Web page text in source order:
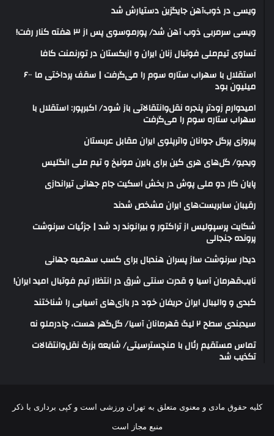
ویسی در ذوب‌آهن جایگزین دستیارش شد
ویسی سرمربی ذوب آهن شد/ پورموسوی پس از ۳ هفته کنار رفت!
تساوی تیم‌ملی فوتبال زنان ایران و ازبکستان در تورنمنت کافا
استقلال با سهراب ستاره سوم را می‌گرفت | سقف پرداختی ما ۶۰۰
میلیون بود
امیدوارم زودتر پنجره نقل‌وانتقالاتی باز شود/ اکبرپور: استقلال با
سهراب ستاره سوم را می‌گرفت
پیروزی پرگل جوانان واترپلوی ایران مقابل عربستان
ویدیو/ گل‌های هری‌ کین برای بایرن مونیخ و تیم ملی انگلیس
پایان کار دو ملی پوش در بخش اسکیت جام جهانی تیراندازی
رقیبان سابریست‌های ایران مشخص شدند
شکایت پرسپولیس از تراکتور و بیرانوند رد شد | جزئیات سرنوشت
پرونده جنجالی
دیدار سرنوشت ساز پسران هندبال برای کسب سهمیه جهانی
نایب‌قهرمان آسیا و قدرت سنتی شرق در انتظار تیم فوتبال امید ایران!
کبدی و والیبال ایران حریفان خود در بازی‌های آسیایی را شناختند
سیدبندی سطح ۲ لیگ قهرمانان آسیا/ گل‌گهر هست، چادرملو نه
تماس مستقیم رئال با منچسترسیتی/ شایعه بزرگ نقل‌وانتقالات
تکذیب شد
کلیه حقوق مادی و معنوی متعلق به تهران ورزشی است و کپی برداری با ذکر
منبع مجاز است